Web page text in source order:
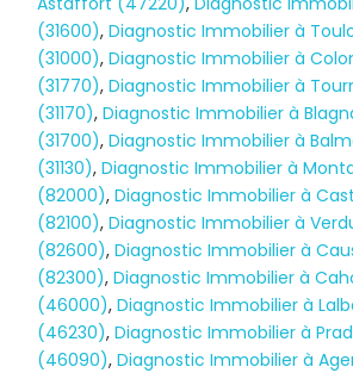
Diagnostic
(31600),Diagnostic Immobilier à
(31000),Diagnostic Immobilier à
(31770),Diagnostic Immobilier à
(31170),Diagnostic Immobilier à
(31700),Diagnostic Immobilier à
(31130),Diagnostic Immobilier à
(82000),Diagnostic Immobilier à
(82100),Diagnostic Immobilier à
(82600),Diagnostic Immobilier à
(82300),Diagnostic Immobilier à
(46000),Diagnostic Immobilier à
(46230),Diagnostic Immobilier à
(46090),Diagnostic Immobilier à